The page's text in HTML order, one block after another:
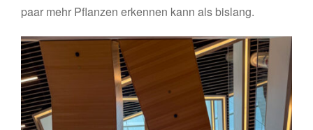
paar mehr Pflanzen erkennen kann als bislang.